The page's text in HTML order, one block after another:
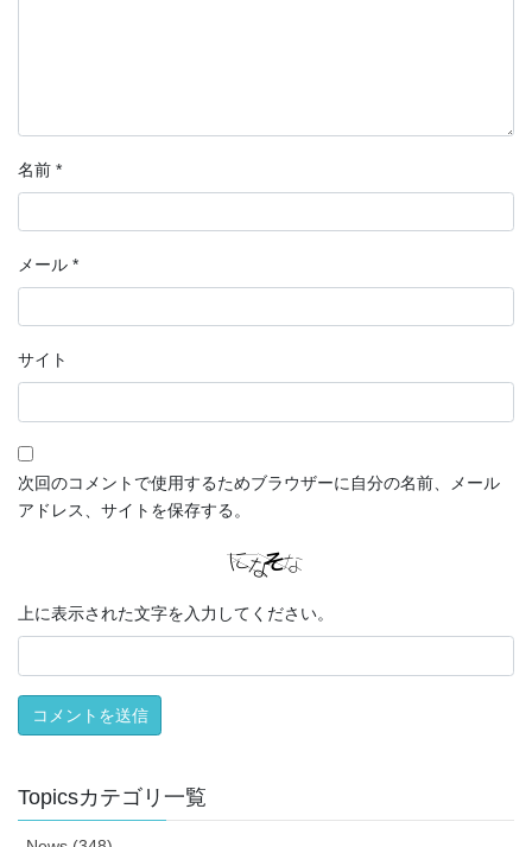
名前 *
メール *
サイト
次回のコメントで使用するためブラウザーに自分の名前、メール
アドレス、サイトを保存する。
上に表示された文字を入力してください。
Topicsカテゴリ一覧